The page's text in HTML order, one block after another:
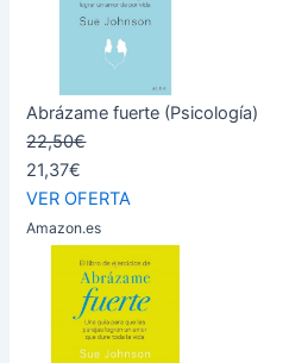
Abrázame fuerte (Psicología)
22,50€
21,37€
VER OFERTA
Amazon.es